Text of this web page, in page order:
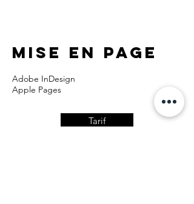
MISE EN PAGE
Adobe InDesign
Apple Pages
Tarif